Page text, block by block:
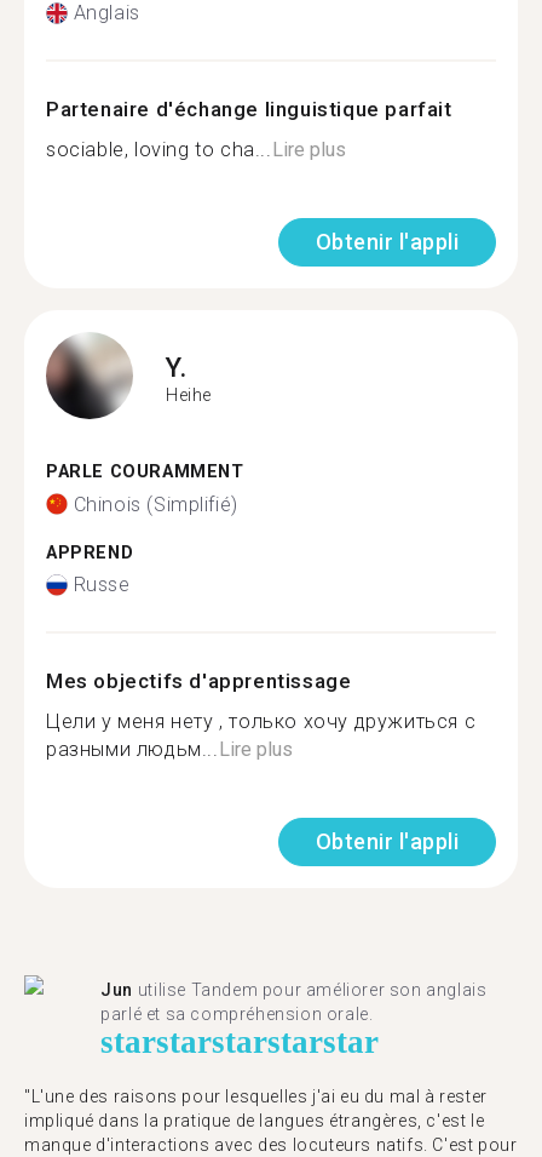
Anglais
Partenaire d'échange linguistique parfait
sociable, loving to cha...Lire plus
Obtenir l'appli
Y.
Heihe
PARLE COURAMMENT
Chinois (Simplifié)
APPREND
Russe
Mes objectifs d'apprentissage
Цели у меня нету , только хочу дружиться с
разными людьм...Lire plus
Obtenir l'appli
Jun utilise Tandem pour améliorer son anglais
parlé et sa compréhension orale.
starstarstarstarstar
"L'une des raisons pour lesquelles j'ai eu du mal à rester
impliqué dans la pratique de langues étrangères, c'est le
manque d'interactions avec des locuteurs natifs. C'est pour